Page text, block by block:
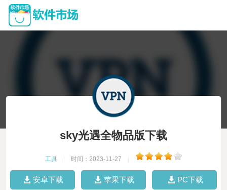
sky光遇全物品版下载
工具 时间：2023-11-27
安卓下载 苹果下载 PC下载